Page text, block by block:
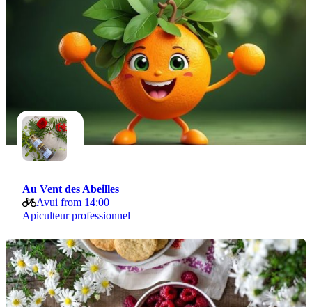
Au Vent des Abeilles
Avui from 14:00
Apiculteur professionnel